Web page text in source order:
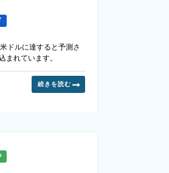
ドルに達すると予測さ
まれています。
続きを読む